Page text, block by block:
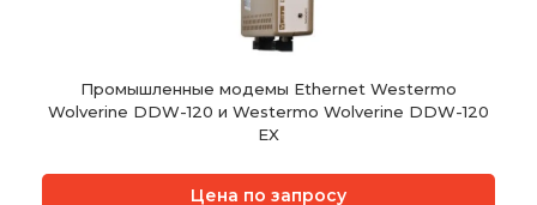
Промышленные модемы Ethernet Westermo
Wolverine DDW-120 и Westermo Wolverine DDW-120
EX
Цена по запросу